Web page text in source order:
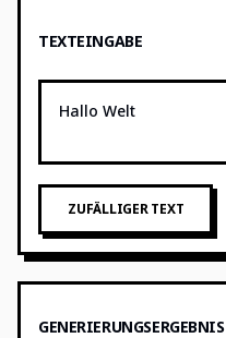
TEXTEINGABE
ZUFÄLLIGER TEXT
GENERIERUNGSERGEBNIS